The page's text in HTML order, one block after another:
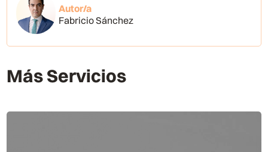
Autor/a
Fabricio Sánchez
Más Servicios